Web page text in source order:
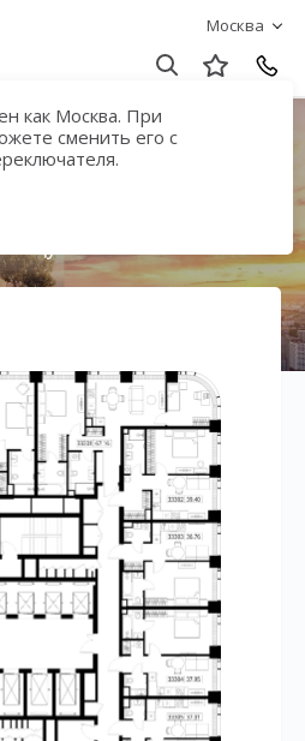
Москва
как Москва. При
сменить его с